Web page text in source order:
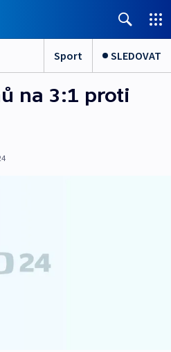
Sport SLEDOVAT
na 3:1 proti